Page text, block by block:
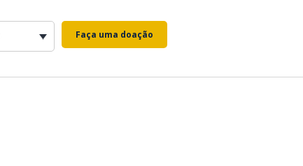
Faça uma doação